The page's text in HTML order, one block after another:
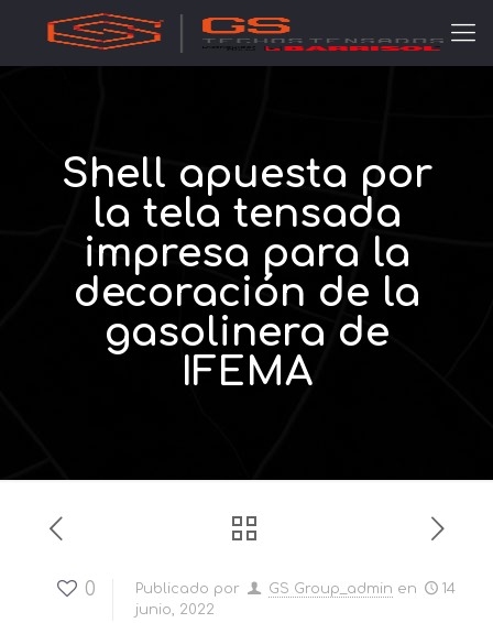
Shell apuesta por
la tela tensada
impresa para la
decoración de la
gasolinera de
IFEMA
0 Publicado por GS Group_admin en
14
junio, 2022